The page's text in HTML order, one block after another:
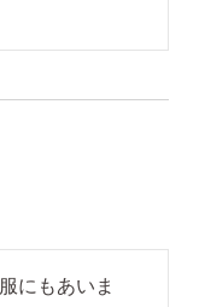
にもあいま